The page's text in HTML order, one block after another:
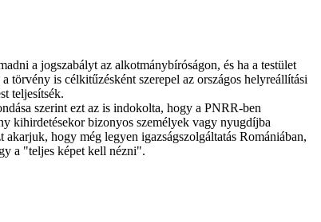
a jogszabályt az alkotmánybíróságon, és ha a testület
is célkitűzésként szerepel az országos helyreállítási
teljesítsék.
szerint ezt az is indokolta, hogy a PNRR-ben
kihirdetésekor bizonyos személyek vagy nyugdíjba
hogy még legyen igazságszolgáltatás Romániában,
a "teljes képet kell nézni".